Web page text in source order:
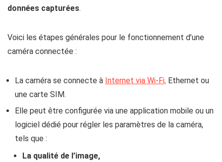
données capturées.
Voici les étapes générales pour le fonctionnement d’une
caméra connectée :
La caméra se connecte à Internet via Wi-Fi, Ethernet ou
une carte SIM.
Elle peut être configurée via une application mobile ou un
logiciel dédié pour régler les paramètres de la caméra,
tels que :
La qualité de l’image,